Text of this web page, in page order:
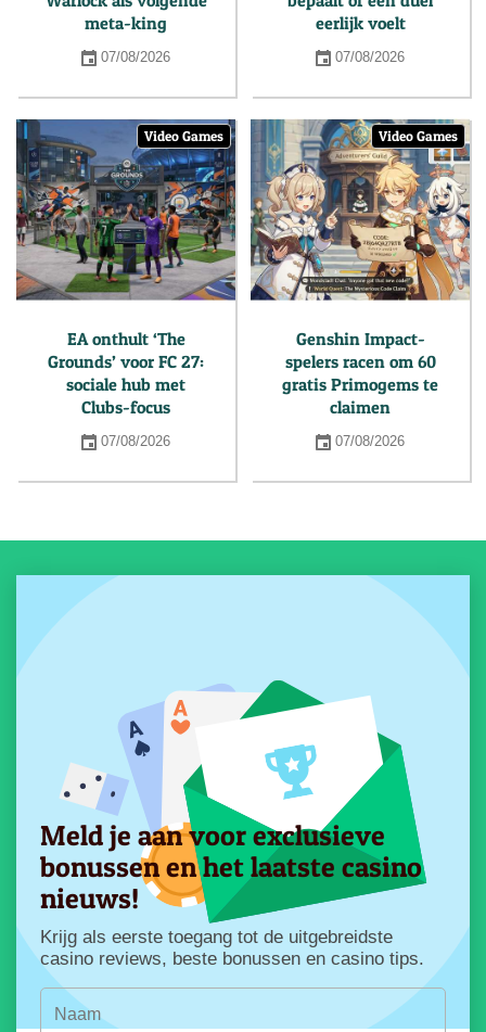
meta-king
07/08/2026
eerlijk voelt
07/08/2026
Video Games
EA onthult ‘The
Grounds’ voor FC 27:
sociale hub met
Clubs-focus
07/08/2026
Video Games
Genshin Impact-
spelers racen om 60
gratis Primogems te
claimen
07/08/2026
Meld je aan voor exclusieve
bonussen en het laatste casino
nieuws!
Krijg als eerste toegang tot de uitgebreidste
casino reviews, beste bonussen en casino tips.